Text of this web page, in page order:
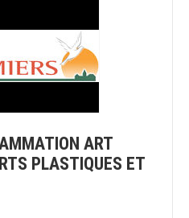
ART
PLASTIQUES ET